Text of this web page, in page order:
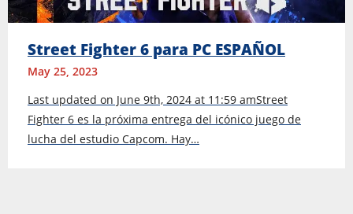
Street Fighter 6 para PC ESPAÑOL
May 25, 2023
Last updated on June 9th, 2024 at 11:59 amStreet
Fighter 6 es la próxima entrega del icónico juego de
lucha del estudio Capcom. Hay…